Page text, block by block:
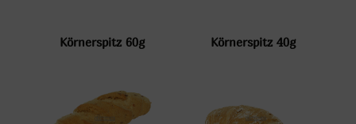
Körnerspitz 60g Körnerspitz 40g